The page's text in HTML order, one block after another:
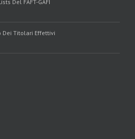
Del FAFT-GAFI
Dei Titolari Effettivi